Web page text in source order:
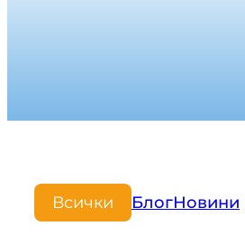
Всички БлогНовини